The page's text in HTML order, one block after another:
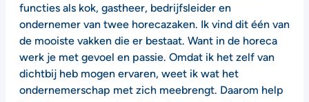
functies als kok, gastheer, bedrijfsleider en
ondernemer van twee horecazaken. Ik vind dit één van
de mooiste vakken die er bestaat. Want in de horeca
werk je met gevoel en passie. Omdat ik het zelf van
dichtbij heb mogen ervaren, weet ik wat het
ondernemerschap met zich meebrengt. Daarom help